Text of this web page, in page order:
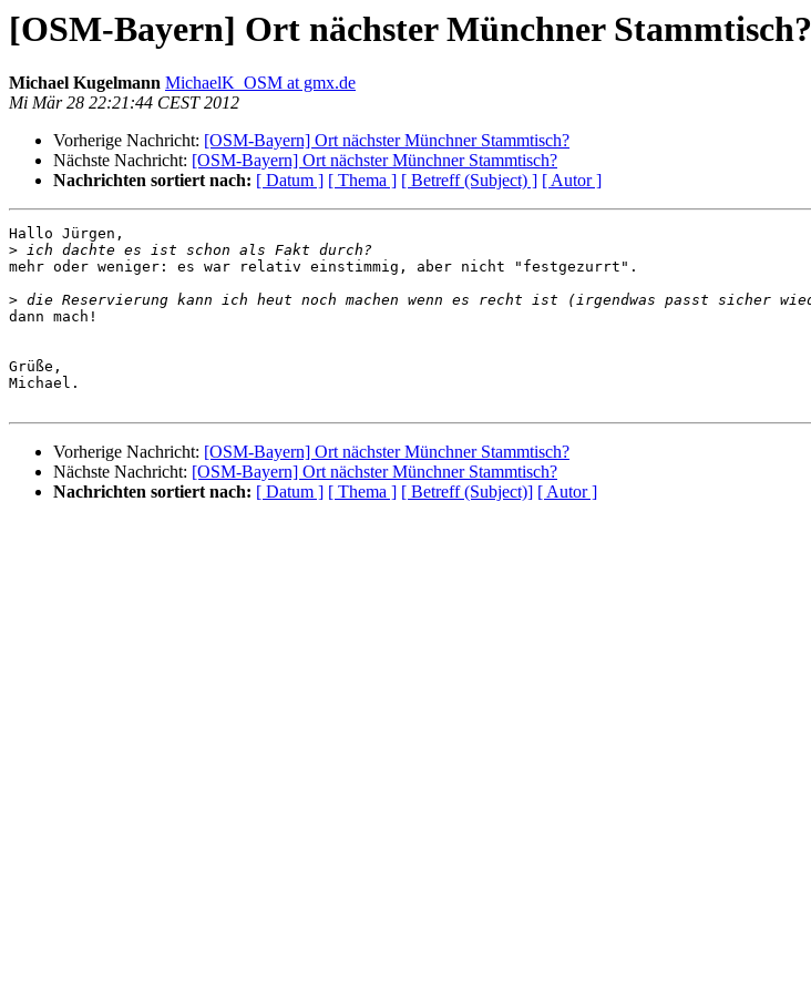
[OSM-Bayern] Ort nächster Münchner Stammtisch?
Michael Kugelmann MichaelK_OSM at gmx.de
Mi Mär 28 22:21:44 CEST 2012
Vorherige Nachricht: [OSM-Bayern] Ort nächster Münchner Stammtisch?
Nächste Nachricht: [OSM-Bayern] Ort nächster Münchner Stammtisch?
Nachrichten sortiert nach: [ Datum ] [ Thema ] [ Betreff (Subject) ] [ Autor ]
Hallo Jürgen,
>
mehr oder weniger: es war relativ einstimmig, aber nicht "festgezurrt".
>
dann mach!
Grüße,
Michael.
Vorherige Nachricht: [OSM-Bayern] Ort nächster Münchner Stammtisch?
Nächste Nachricht: [OSM-Bayern] Ort nächster Münchner Stammtisch?
Nachrichten sortiert nach: [ Datum ] [ Thema ] [ Betreff (Subject)] [ Autor ]